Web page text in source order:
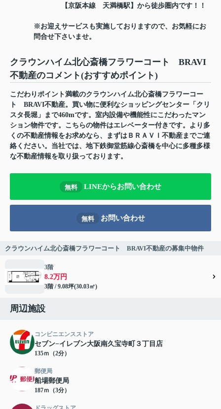
【京阪本線 天満橋駅】から徒歩圏内です！！
※お迎えサービスも実施しておりますので、お気軽にお
問合せ下さいませ。
クラウンハイム北心斎橋フラワーコート BRAVI
不動産のコメント(おすすめポイント)
こだわりポイント満載のクラウンハイム北心斎橋フラワーコー
ト BRAVI不動産。買い物に便利なショッピングセンター「クリ
スタ長堀」まで460mです。室内設備や機能性にこだわったマン
ション物件です。こちらの物件はエレベーター付きです。より多
くの不動産情報をお求めなら、まずはＢＲＡＶＩ不動産までご連
絡ください。当社では、地下鉄御堂筋線心斎橋を中心に多種多様
な不動産情報を取り扱っております。
無料 LINEからお問い合わせ
無料 お問い合わせ
クラウンハイム北心斎橋フラワーコート BRAVI不動産の募集中物件
3階
8.2万円
3階 / 9.08坪(30.03㎡)
周辺施設
コンビニエンスストア
セブン−イレブン大阪南久宝寺町３丁目店
135ｍ（2分）
郵便局
船場郵便局
187ｍ（3分）